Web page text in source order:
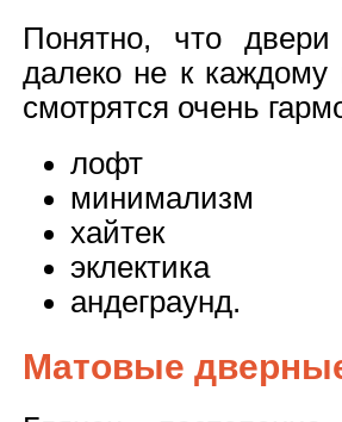
Понятно, что двери
далеко не к каждому
смотрятся очень
лофт
минимализм
хайтек
эклектика
андеграунд.
Матовые